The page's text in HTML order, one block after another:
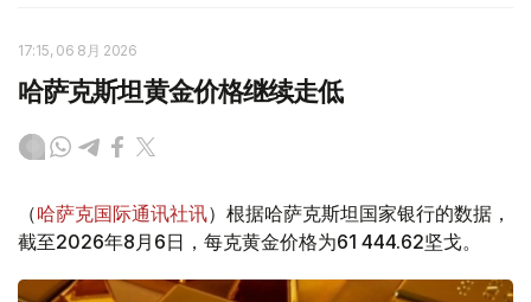
17:15, 06 8月 2026
哈萨克斯坦黄金价格继续走低
（哈萨克国际通讯社讯）根据哈萨克斯坦国家银行的数据，
截至2026年8月6日，每克黄金价格为61 444.62坚戈。